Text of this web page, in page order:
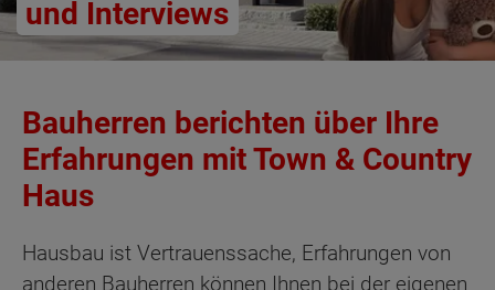
und Interviews
Bauherren berichten über Ihre
Erfahrungen mit Town & Country
Haus
Hausbau ist Vertrauenssache, Erfahrungen von
anderen Bauherren können Ihnen bei der eigenen